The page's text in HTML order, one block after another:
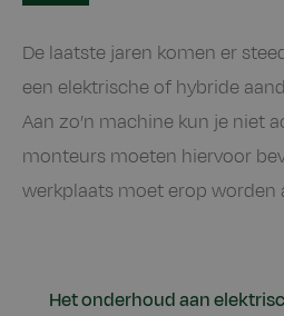
De laatste jaren komen er
een elektrische of hybride
Aan zo’n machine kun je niet
monteurs moeten hiervoor
werkplaats moet erop worden
Het onderhoud aan